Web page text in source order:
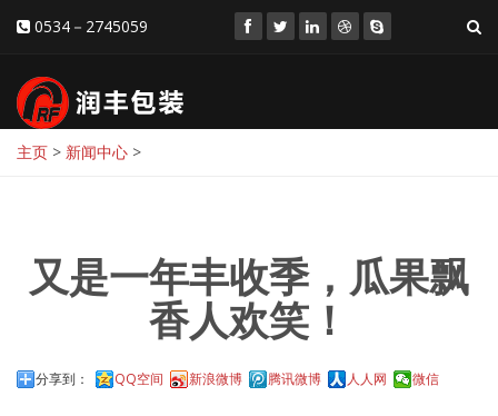
0534－2745059
主页 > 新闻中心 >
又是一年丰收季，瓜果飘
香人欢笑！
分享到： QQ空间 新浪微博 腾讯微博 人人网 微信